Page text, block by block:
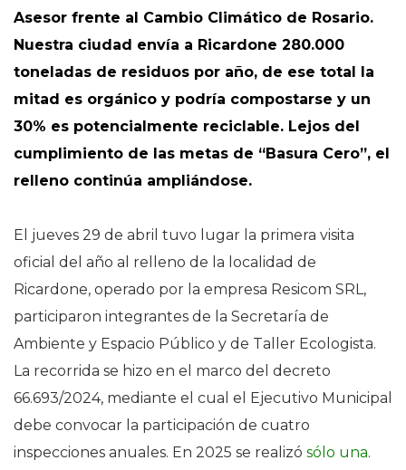
Asesor frente al Cambio Climático de Rosario.
Nuestra ciudad envía a Ricardone 280.000
toneladas de residuos por año, de ese total la
mitad es orgánico y podría compostarse y un
30% es potencialmente reciclable. Lejos del
cumplimiento de las metas de “Basura Cero”, el
relleno continúa ampliándose.
El jueves 29 de abril tuvo lugar la primera visita
oficial del año al relleno de la localidad de
Ricardone, operado por la empresa Resicom SRL,
participaron integrantes de la Secretaría de
Ambiente y Espacio Público y de Taller Ecologista.
La recorrida se hizo en el marco del decreto
66.693/2024, mediante el cual el Ejecutivo Municipal
debe convocar la participación de cuatro
inspecciones anuales. En 2025 se realizó sólo una.